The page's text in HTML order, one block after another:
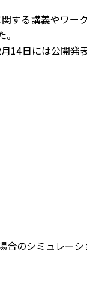
する講義やワー
14日には公開発
合のシミュレー